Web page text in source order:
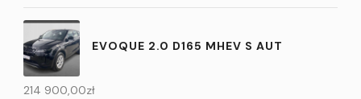
EVOQUE 2.0 D165 MHEV S AUT
214 900,00zł